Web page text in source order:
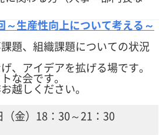
生産性向上について考える～
題、組織課題についての状況
、アイデアを拡げる場です。
な会です。
越しください。
金）18：30～21：30